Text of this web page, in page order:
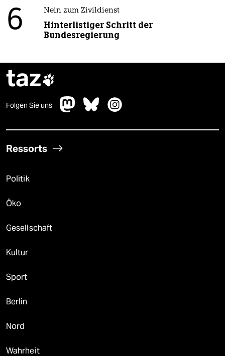
6 Nein zum Zivildienst
Hinterlistiger Schritt der
Bundesregierung
taz
Folgen Sie uns
Ressorts
Politik
Öko
Gesellschaft
Kultur
Sport
Berlin
Nord
Wahrheit